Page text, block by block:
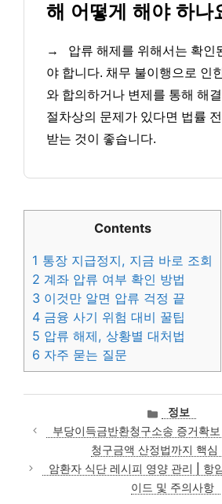
해 어떻게 해야 하나
→
압류 해제를 위해서는 확인
야 합니다. 채무 불이행으로 인
와 합의하거나 변제를 통해 해
절차상의 문제가 있다면 법률
받는 것이 좋습니다.
Contents
1 통장 지급정지, 지금 바로 조회
2 계좌 압류 여부 확인 방법
3 이것만 알면 압류 걱정 끝
4 금융 사기 위험 대비 꿀팁
5 압류 해제, 상황별 대처법
6 자주 묻는 질문
카
테
고
리
정보
부당이득금반환청구소송 증거확
청구금액 산정법까지 핵심
암환자 식단 레시피 영양 관리 | 항
이드 및 주의사항